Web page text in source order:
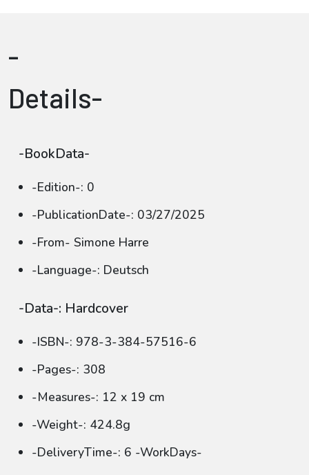
-
Details-
-BookData-
-Edition-: 0
-PublicationDate-: 03/27/2025
-From- Simone Harre
-Language-: Deutsch
-Data-: Hardcover
-ISBN-: 978-3-384-57516-6
-Pages-: 308
-Measures-: 12 x 19 cm
-Weight-: 424.8g
-DeliveryTime-: 6 -WorkDays-